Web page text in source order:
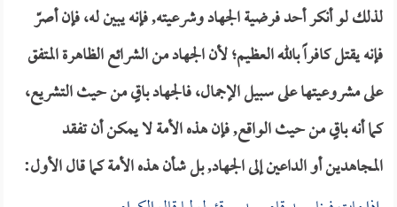
لذلك لو أنكر أحد فرضية الجهاد وشرعيته, فإنه يبين له، فإن أصرّ
فإنه يقتل كافراً بالله العظيم؛ لأن الجهاد من الشرائع الظاهرة المتفق
على مشروعيتها على سبيل الإجمال، فالجهاد باقٍ من حيث التشريع،
كما أنه باقٍ من حيث الواقع, فإن هذه الأمة لا يمكن أن تفقد
المجاهدين أو الداعين إلى الجهاد, بل شأن هذه الأمة كما قال الأول: